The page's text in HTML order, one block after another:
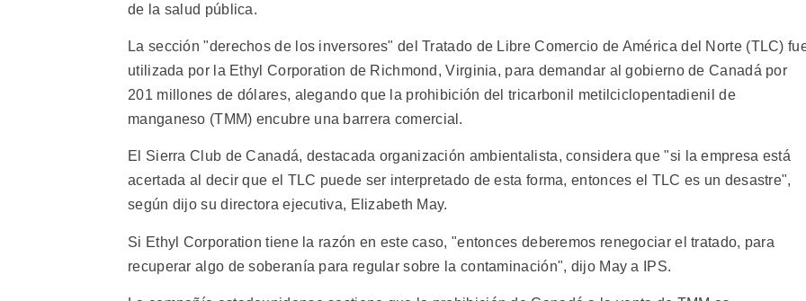
de la salud pública.
La sección "derechos de los inversores" del Tratado de Libre Comercio de América del Norte (TLC)
utilizada por la Ethyl Corporation de Richmond, Virginia, para demandar al gobierno de Canadá por
201 millones de dólares, alegando que la prohibición del tricarbonil metilciclopentadienil de
manganeso (TMM) encubre una barrera comercial.
El Sierra Club de Canadá, destacada organización ambientalista, considera que "si la empresa está
acertada al decir que el TLC puede ser interpretado de esta forma, entonces el TLC es un desastre",
según dijo su directora ejecutiva, Elizabeth May.
Si Ethyl Corporation tiene la razón en este caso, "entonces deberemos renegociar el tratado, para
recuperar algo de soberanía para regular sobre la contaminación", dijo May a IPS.